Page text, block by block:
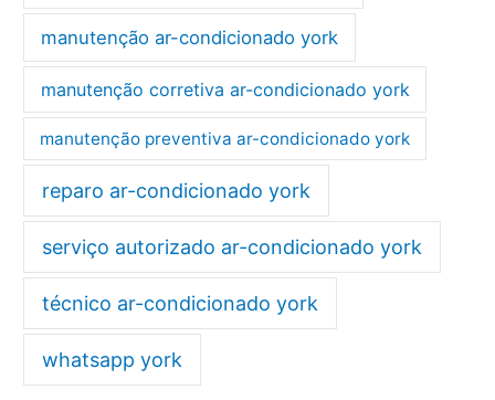
manutenção ar-condicionado york
manutenção corretiva ar-condicionado york
manutenção preventiva ar-condicionado york
reparo ar-condicionado york
serviço autorizado ar-condicionado york
técnico ar-condicionado york
whatsapp york